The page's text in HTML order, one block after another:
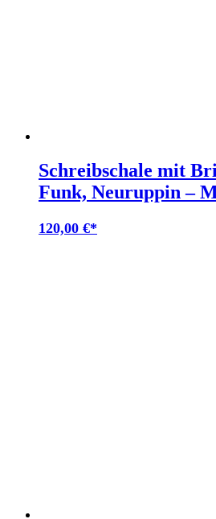
Schreibschale mit
Funk, Neuruppin –
120,00 €